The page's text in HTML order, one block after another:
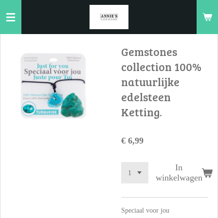
direct
naar
hoofdinhoud
Gemstones
collection 100%
natuurlijke
edelsteen
Ketting.
€ 6,99
In
winkelwagen
Speciaal voor jou